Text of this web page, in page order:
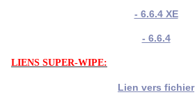
- 6.6.4 XE
- 6.6.4
LIENS SUPER-WIPE:
Lien vers fichier